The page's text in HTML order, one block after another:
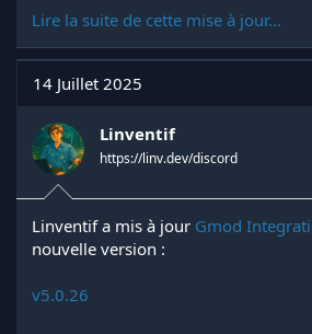
Lire la suite de cette mise à jour...
14 Juillet 2025
Linventif
https://linv.dev/discord
Linventif a mis à jour Gmod
nouvelle version :
v5.0.26